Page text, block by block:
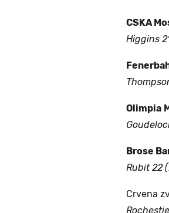
CSKA
Higgins
Olimpia
Brose
Rubit 22
Crvena